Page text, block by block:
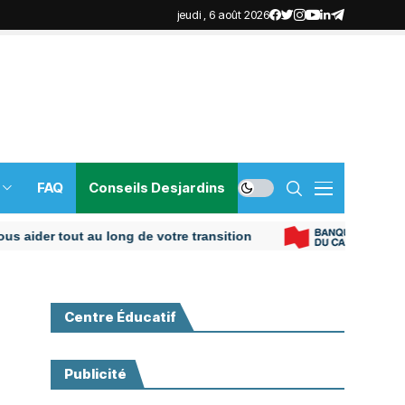
jeudi , 6 août 2026
FAQ Conseils Desjardins
tout au long de votre transition
Centre Éducatif
Publicité